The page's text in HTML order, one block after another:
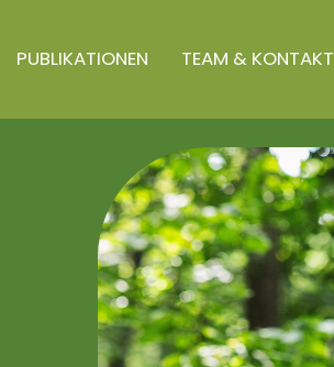
PUBLIKATIONEN TEAM & KONTAKT